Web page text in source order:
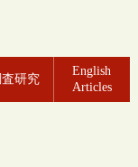
研究
English
Articles